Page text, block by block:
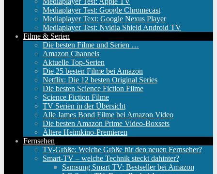
Mediaplayer Test: Google Chromecast
Mediaplayer Text: Google Nexus Player
Mediaplayer Test: Nvidia Shield Android TV
Filme & Serien
Die besten Filme und Serien …
Amazon Channels
Aktuelle Top-Serien
Die 25 besten Filme bei Amazon
Netflix: Die 12 besten Original Series
Die besten Science Fiction Filme
Science Fiction Filme
TV Serien in der Übersicht
Alle James Bond Filme bei Amazon Video
Die besten Amazon Prime Video-Boxsets
Ältere Heimkino-Premieren
Fernsehen
TV-Größe: Welche Größe für den neuen Fernseher?
Smart-TV – welche Technik steckt dahinter?
Samsung Smart TV: Bestseller bei Amazon